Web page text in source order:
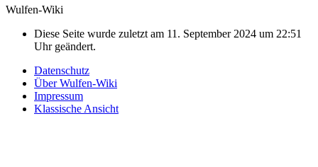
Wulfen-Wiki
Diese Seite wurde zuletzt am 11. September 2024 um 22:51
Uhr geändert.
Datenschutz
Über Wulfen-Wiki
Impressum
Klassische Ansicht